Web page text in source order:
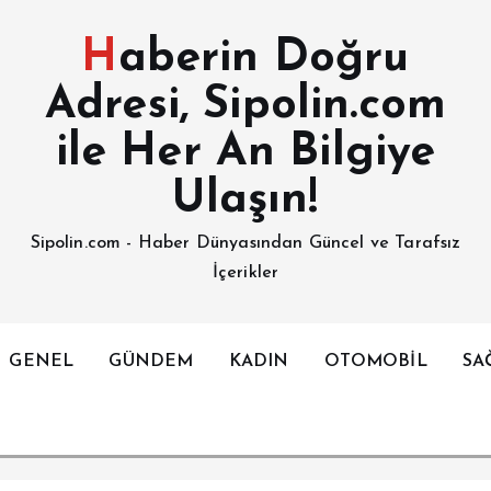
Haberin Doğru
Adresi, Sipolin.com
ile Her An Bilgiye
Ulaşın!
Sipolin.com - Haber Dünyasından Güncel ve Tarafsız
İçerikler
GENEL GÜNDEM KADIN OTOMOBİL